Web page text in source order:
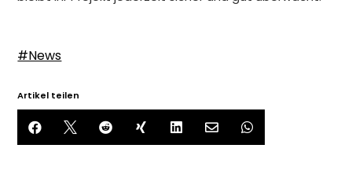
#News
Artikel teilen
      